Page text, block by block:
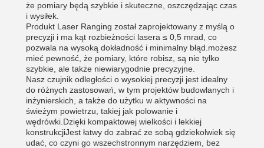
że pomiary będą szybkie i skuteczne, oszczędzając czas
i wysiłek.
Produkt Laser Ranging został zaprojektowany z myślą o
precyzji i ma kąt rozbieżności lasera ≤ 0,5 mrad, co
pozwala na wysoką dokładność i minimalny błąd.możesz
mieć pewność, że pomiary, które robisz, są nie tylko
szybkie, ale także niewiarygodnie precyzyjne.
Nasz czujnik odległości o wysokiej precyzji jest idealny
do różnych zastosowań, w tym projektów budowlanych i
inżynierskich, a także do użytku w aktywności na
świeżym powietrzu, takiej jak polowanie i
wędrówki.Dzięki kompaktowej wielkości i lekkiej
konstrukcjiJest łatwy do zabrać ze sobą gdziekolwiek się
udać, co czyni go wszechstronnym narzędziem, bez